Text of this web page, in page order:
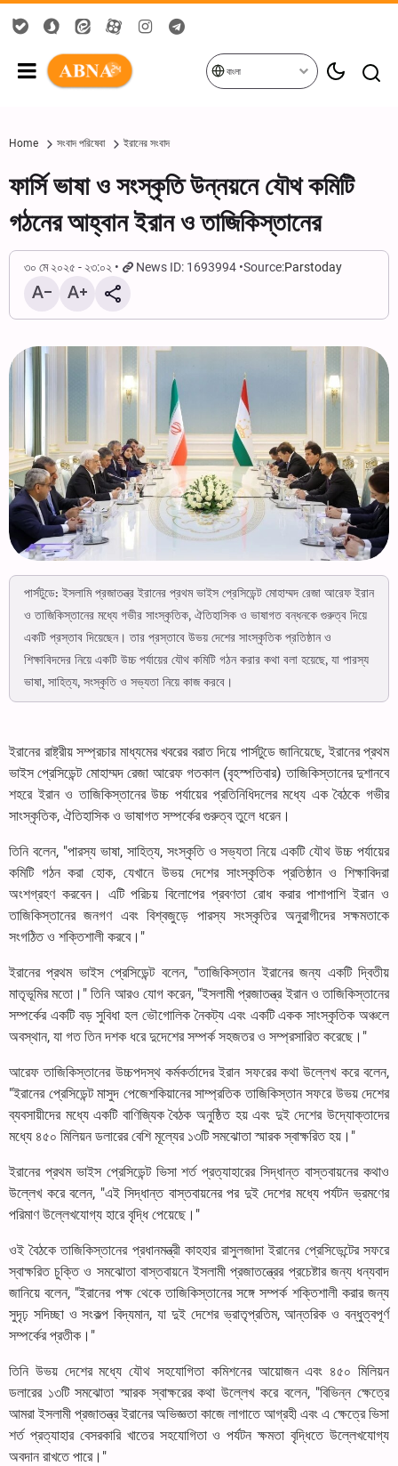
বাংলা
Home সংবাদ পরিষেবা ইরানের সংবাদ
ফার্সি ভাষা ও সংস্কৃতি উন্নয়নে যৌথ কমিটি
গঠনের আহ্বান ইরান ও তাজিকিস্তানের
৩০ মে ২০২৫ - ২৩:০২ News ID: 1693994 Source:Parstoday
পার্সটুডে: ইসলামি প্রজাতন্ত্র ইরানের প্রথম ভাইস প্রেসিডেন্ট মোহাম্মদ রেজা আরেফ ইরান
ও তাজিকিস্তানের মধ্যে গভীর সাংস্কৃতিক, ঐতিহাসিক ও ভাষাগত বন্ধনকে গুরুত্ব দিয়ে
একটি প্রস্তাব দিয়েছেন। তার প্রস্তাবে উভয় দেশের সাংস্কৃতিক প্রতিষ্ঠান ও
শিক্ষাবিদদের নিয়ে একটি উচ্চ পর্যায়ের যৌথ কমিটি গঠন করার কথা বলা হয়েছে, যা পারস্য
ভাষা, সাহিত্য, সংস্কৃতি ও সভ্যতা নিয়ে কাজ করবে।
ইরানের রাষ্ট্রীয় সম্প্রচার মাধ্যমের খবরের বরাত দিয়ে পার্সটুডে জানিয়েছে, ইরানের প্রথম
ভাইস প্রেসিডেন্ট মোহাম্মদ রেজা আরেফ গতকাল (বৃহস্পতিবার) তাজিকিস্তানের দুশানবে
শহরে ইরান ও তাজিকিস্তানের উচ্চ পর্যায়ের প্রতিনিধিদলের মধ্যে এক বৈঠকে গভীর
সাংস্কৃতিক, ঐতিহাসিক ও ভাষাগত সম্পর্কের গুরুত্ব তুলে ধরেন।
তিনি বলেন, "পারস্য ভাষা, সাহিত্য, সংস্কৃতি ও সভ্যতা নিয়ে একটি যৌথ উচ্চ পর্যায়ের
কমিটি গঠন করা হোক, যেখানে উভয় দেশের সাংস্কৃতিক প্রতিষ্ঠান ও শিক্ষাবিদরা
অংশগ্রহণ করবেন। এটি পরিচয় বিলোপের প্রবণতা রোধ করার পাশাপাশি ইরান ও
তাজিকিস্তানের জনগণ এবং বিশ্বজুড়ে পারস্য সংস্কৃতির অনুরাগীদের সক্ষমতাকে
সংগঠিত ও শক্তিশালী করবে।"
ইরানের প্রথম ভাইস প্রেসিডেন্ট বলেন, "তাজিকিস্তান ইরানের জন্য একটি দ্বিতীয়
মাতৃভূমির মতো।" তিনি আরও যোগ করেন, "ইসলামী প্রজাতন্ত্র ইরান ও তাজিকিস্তানের
সম্পর্কের একটি বড় সুবিধা হল ভৌগোলিক নৈকট্য এবং একটি একক সাংস্কৃতিক অঞ্চলে
অবস্থান, যা গত তিন দশক ধরে দুদেশের সম্পর্ক সহজতর ও সম্প্রসারিত করেছে।"
আরেফ তাজিকিস্তানের উচ্চপদস্থ কর্মকর্তাদের ইরান সফরের কথা উল্লেখ করে বলেন,
"ইরানের প্রেসিডেন্ট মাসুদ পেজেশকিয়ানের সাম্প্রতিক তাজিকিস্তান সফরে উভয় দেশের
ব্যবসায়ীদের মধ্যে একটি বাণিজ্যিক বৈঠক অনুষ্ঠিত হয় এবং দুই দেশের উদ্যোক্তাদের
মধ্যে ৪৫০ মিলিয়ন ডলারের বেশি মূল্যের ১৩টি সমঝোতা স্মারক স্বাক্ষরিত হয়।"
ইরানের প্রথম ভাইস প্রেসিডেন্ট ভিসা শর্ত প্রত্যাহারের সিদ্ধান্ত বাস্তবায়নের কথাও
উল্লেখ করে বলেন, "এই সিদ্ধান্ত বাস্তবায়নের পর দুই দেশের মধ্যে পর্যটন ভ্রমণের
পরিমাণ উল্লেখযোগ্য হারে বৃদ্ধি পেয়েছে।"
ওই বৈঠকে তাজিকিস্তানের প্রধানমন্ত্রী কাহহার রাসুলজাদা ইরানের প্রেসিডেন্টের সফরে
স্বাক্ষরিত চুক্তি ও সমঝোতা বাস্তবায়নে ইসলামী প্রজাতন্ত্রের প্রচেষ্টার জন্য ধন্যবাদ
জানিয়ে বলেন, "ইরানের পক্ষ থেকে তাজিকিস্তানের সঙ্গে সম্পর্ক শক্তিশালী করার জন্য
সুদৃঢ় সদিচ্ছা ও সংকল্প বিদ্যমান, যা দুই দেশের ভ্রাতৃপ্রতিম, আন্তরিক ও বন্ধুত্বপূর্ণ
সম্পর্কের প্রতীক।"
তিনি উভয় দেশের মধ্যে যৌথ সহযোগিতা কমিশনের আয়োজন এবং ৪৫০ মিলিয়ন
ডলারের ১৩টি সমঝোতা স্মারক স্বাক্ষরের কথা উল্লেখ করে বলেন, "বিভিন্ন ক্ষেত্রে
আমরা ইসলামী প্রজাতন্ত্র ইরানের অভিজ্ঞতা কাজে লাগাতে আগ্রহী এবং এ ক্ষেত্রে ভিসা
শর্ত প্রত্যাহার বেসরকারি খাতের সহযোগিতা ও পর্যটন ক্ষমতা বৃদ্ধিতে উল্লেখযোগ্য
অবদান রাখতে পারে।"